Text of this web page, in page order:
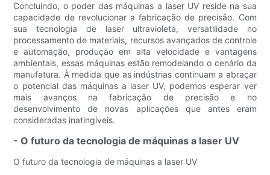
Concluindo, o poder das máquinas a laser UV reside na sua
capacidade de revolucionar a fabricação de precisão. Com
sua tecnologia de laser ultravioleta, versatilidade no
processamento de materiais, recursos avançados de controle
e automação, produção em alta velocidade e vantagens
ambientais, essas máquinas estão remodelando o cenário da
manufatura. À medida que as indústrias continuam a abraçar
o potencial das máquinas a laser UV, podemos esperar ver
mais avanços na fabricação de precisão e no
desenvolvimento de novas aplicações que antes eram
consideradas inatingíveis.
- O futuro da tecnologia de máquinas a laser UV
O futuro da tecnologia de máquinas a laser UV